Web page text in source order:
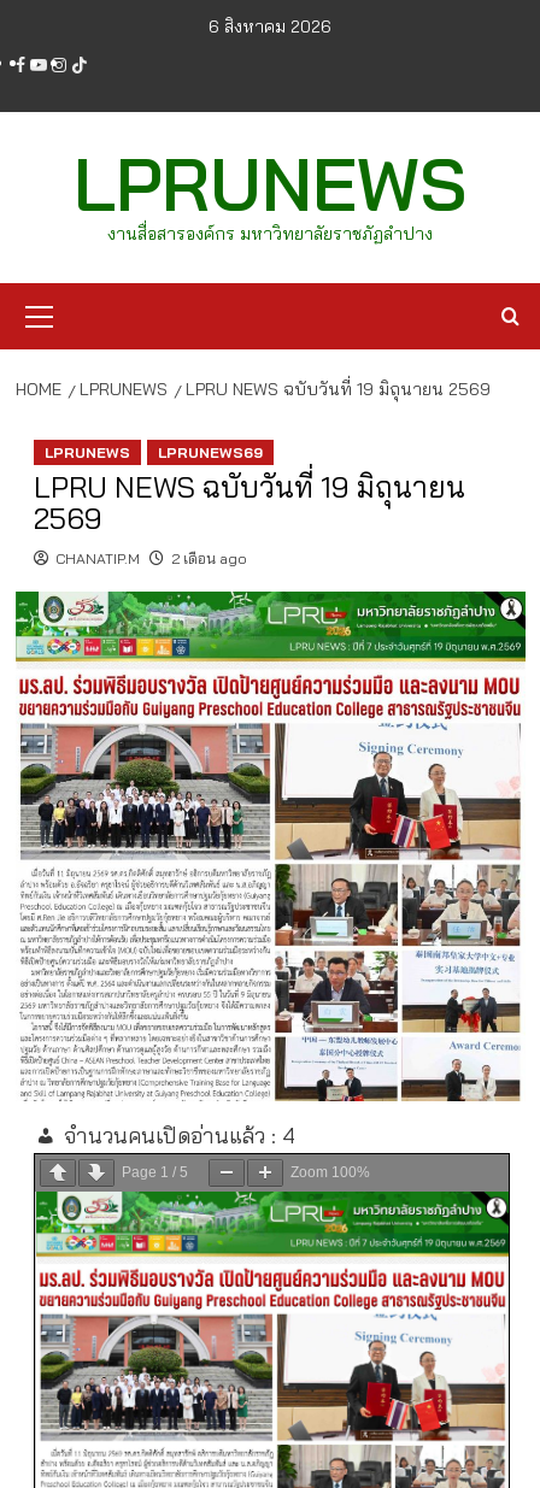
content
6 สิงหาคม 2026
facebook
youtube
instagram
tiktok
LPRUNEWS
งานสื่อสารองค์กร มหาวิทยาลัยราชภัฏลำปาง
Menu
HOME LPRUNEWS LPRU NEWS ฉบับวันที่ 19 มิถุนายน 2569
LPRUNEWS LPRUNEWS69
LPRU NEWS ฉบับวันที่ 19 มิถุนายน
2569
CHANATIP.M 2 เดือน ago
จำนวนคนเปิดอ่านแล้ว : 4
Page 1 / 5 Zoom 100%